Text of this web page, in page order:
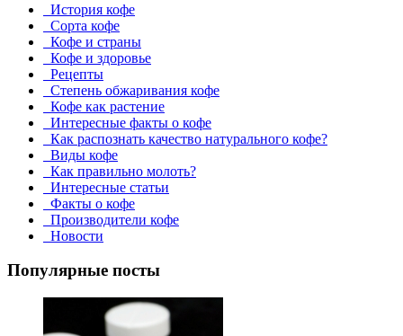
История кофе
Сорта кофе
Кофе и страны
Кофе и здоровье
Рецепты
Степень обжаривания кофе
Кофе как растение
Интересные факты о кофе
Как распознать качество натурального кофе?
Виды кофе
Как правильно молоть?
Интересные статьи
Факты о кофе
Производители кофе
Новости
Популярные посты